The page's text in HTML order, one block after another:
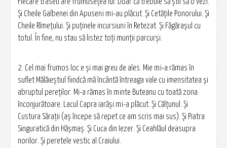
Şi Cheile Galbenei din Apuseni mi-au plăcut. Şi Cetăţile Ponorului. Şi
Cheile Rîmețului. Şi puţinele incursiuni în Retezat. Şi Făgăraşul cu
totul. În fine, nu stau să listez toţi munţii parcurşi.
2. Cel mai frumos loc e şi mai greu de ales. Mie mi-a rămas în
suflet Mălăieștiul fiindcă mă încântă întreaga vale cu imensitatea şi
abruptul pereţilor. Mi-a rămas în minte Buteanu cu toată zona
înconjurătoare. Lacul Capra iarăşi mi-a plăcut. Şi Călţunul. Şi
Custura Săraţii (aş începe să repet ce am scris mai sus). Şi Piatra
Singuratică din Hăşmaş. Şi Cuca din Iezer. Şi Ceahlăul deasupra
norilor. Şi peretele vestic al Craiului.